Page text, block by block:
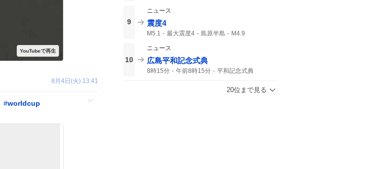
8月4日(火) 13:41
#worldcup
9
ニュース
震度4
M5.1 最大震度4 島原半島
M4.9
筑後地方
津波の心配はありません
緊急地震速報
地震速報
地震の規模
10
ニュース
広島平和記念式典
8時15分 午前8時15分
平和記念式典
予定でした20位まで見る